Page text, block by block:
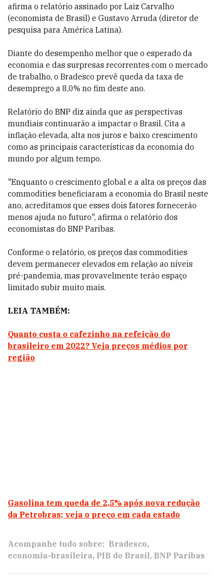
afirma o relatório assinado por Laiz Carvalho
(economista de Brasil) e Gustavo Arruda (diretor de
pesquisa para América Latina).
Diante do desempenho melhor que o esperado da
economia e das surpresas recorrentes com o mercado
de trabalho, o Bradesco prevê queda da taxa de
desemprego a 8,0% no fim deste ano.
Relatório do BNP diz ainda que as perspectivas
mundiais continuarão a impactar o Brasil. Cita a
inflação elevada, alta nos juros e baixo crescimento
como as principais características da economia do
mundo por algum tempo.
"Enquanto o crescimento global e a alta os preços das
commodities beneficiaram a economia do Brasil neste
ano, acreditamos que esses dois fatores fornecerão
menos ajuda no futuro", afirma o relatório dos
economistas do BNP Paribas.
Conforme o relatório, os preços das commodities
devem permanecer elevados em relação ao níveis
pré-pandemia, mas provavelmente terão espaço
limitado subir muito mais.
LEIA TAMBÉM:
Quanto custa o cafezinho na refeição do
brasileiro em 2022? Veja preços médios por
região
Gasolina tem queda de 2,5% após nova redução
da Petrobras; veja o preço em cada estado
Acompanhe tudo sobre: Bradesco
economia-brasileira PIB do Brasil BNP Paribas